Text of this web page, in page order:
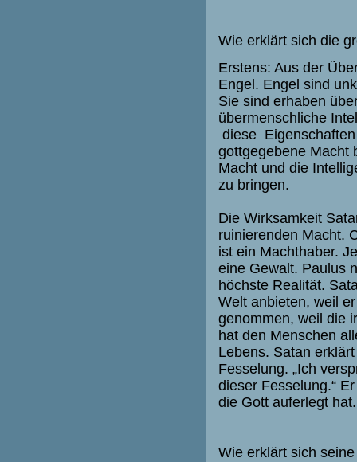
Wie erklärt sich die
Erstens: Aus der
Engel. Engel sind
Sie sind erhaben
übermenschliche
diese
gottgegebene Macht
Macht und die
zu bringen.
Die Wirksamkeit
ruinierenden Macht.
ist ein Machthaber.
eine Gewalt. Paulus
höchste Realität.
Welt anbieten, weil
genommen, weil die
hat den Menschen
Lebens. Satan
Fesselung. „Ich
dieser Fesselung.“
die Gott auferlegt
Wie erklärt sich